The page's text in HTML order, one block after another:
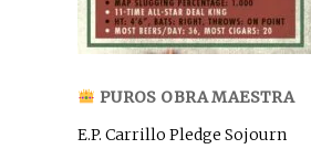
PUROS OBRA MAESTRA
E.P. Carrillo Pledge Sojourn